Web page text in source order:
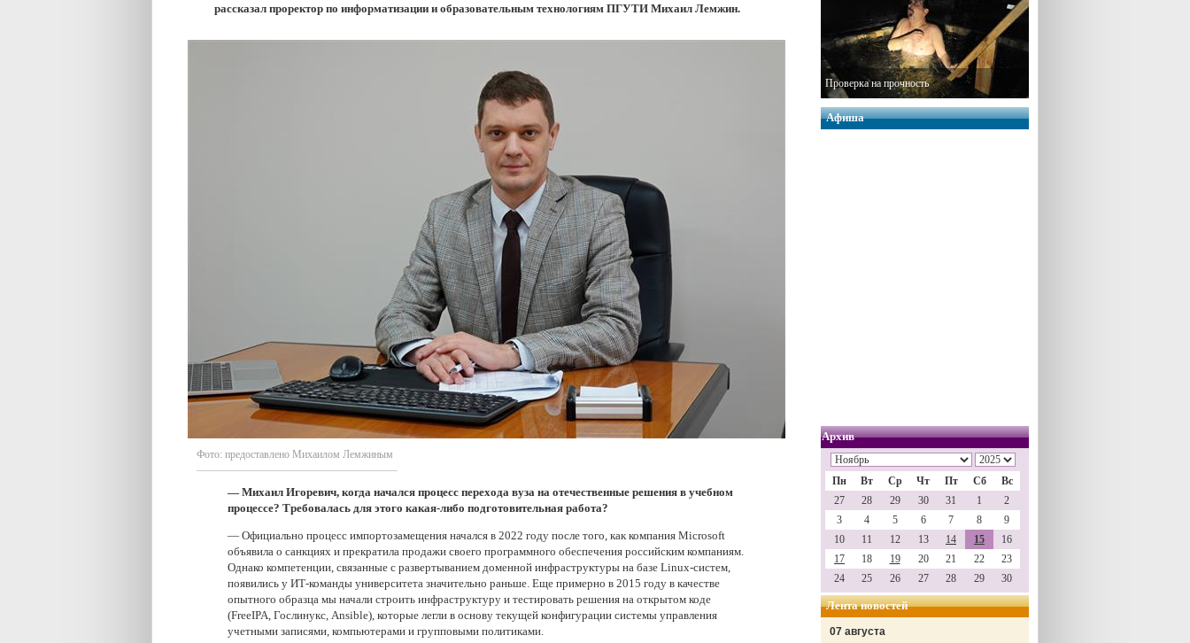
рассказал проректор по информатизации и образовательным технологиям ПГУТИ Михаил Лемжин.
Фото: предоставлено Михаилом Лемжиным
— Михаил Игоревич, когда начался процесс перехода вуза на отечественные решения в учебном
процессе? Требовалась для этого какая-либо подготовительная работа?
— Официально процесс импортозамещения начался в 2022 году после того, как компания Microsoft
объявила о санкциях и прекратила продажи своего программного обеспечения российским компаниям.
Однако компетенции, связанные с развертыванием доменной инфраструктуры на базе Linux-систем,
появились у ИТ-команды университета значительно раньше. Еще примерно в 2015 году в качестве
опытного образца мы начали строить инфраструктуру и тестировать решения на открытом коде
(FreeIPA, Гослинукс, Ansible), которые легли в основу текущей конфигурации системы управления
учетными записями, компьютерами и групповыми политиками.
Проверка на прочность
Афиша
Архив
Пн Вт Ср Чт Пт Сб
Вс
27
28 29 30 31 1
2
3
4 5 6 7 8
9
10
11 12 13 14 15
16
17
18 19 20 21 22
23
24
25 26 27 28 29 30
Лента новостей
07 августа